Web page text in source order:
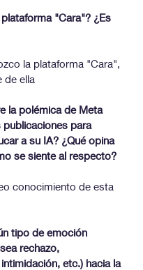
"Cara"? ¿Es
la plataforma "Cara",
de ella
la polémica de Meta
publicaciones para
a su IA? ¿Qué opina
se siente al respecto?
conocimiento de esta
tipo de emoción
rechazo,
etc.) hacia la